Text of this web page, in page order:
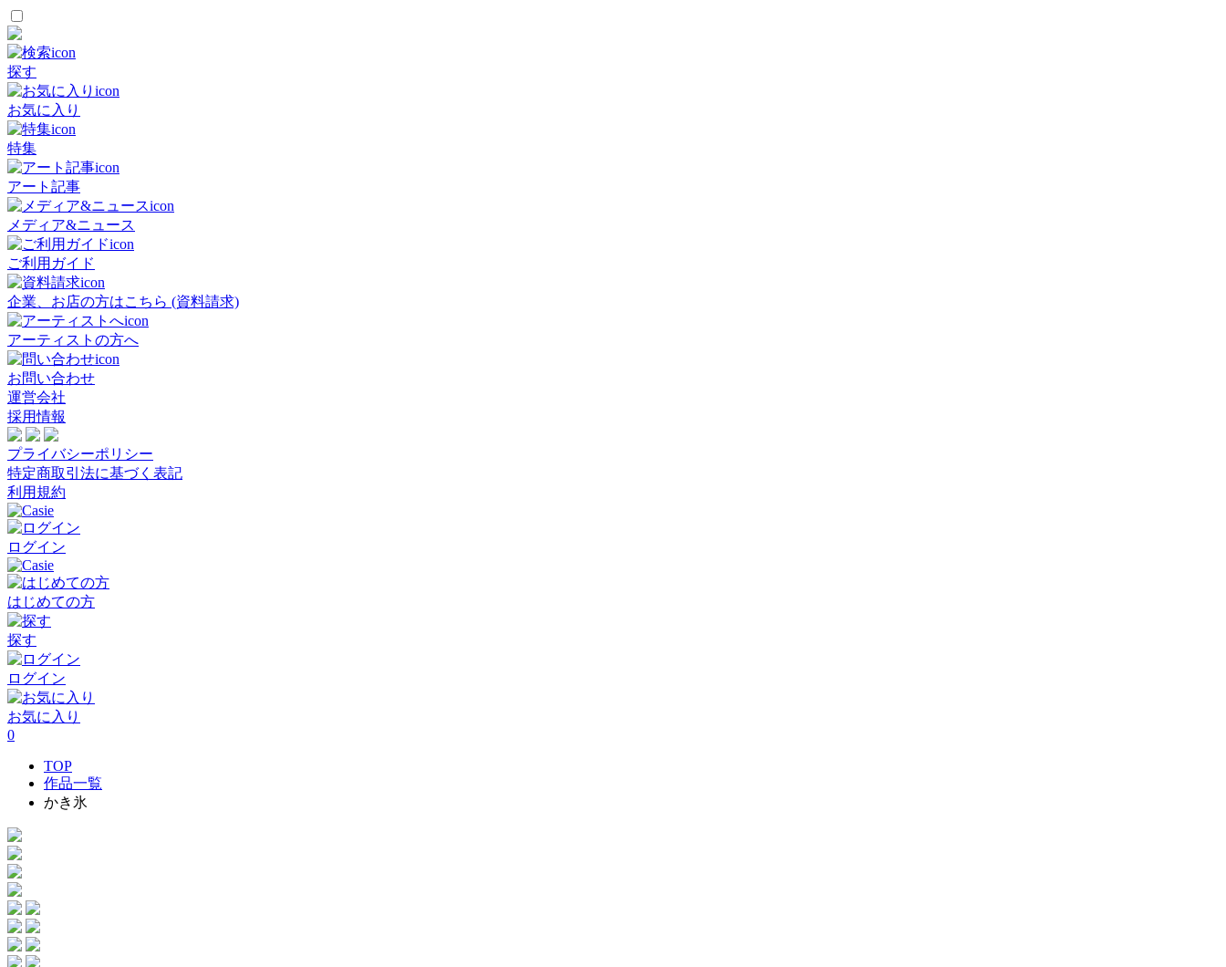
探す
お気に入り
特集
アート記事
メディア&ニュース
ご利用ガイド
企業、お店の方はこちら (資料請求)
アーティストの方へ
お問い合わせ
運営会社
採用情報
プライバシーポリシー
特定商取引法に基づく表記
利用規約
ログイン
はじめての方
探す
ログイン
お気に入り
0
TOP
作品一覧
かき氷